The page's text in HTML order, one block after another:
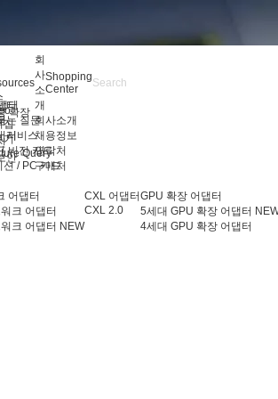
터
리
비전 카드
션 / PC 카드
어댑터
크 어댑터
크 어댑터 NEW
CXL 어댑터
CXL 2.0
GPU 확장 어댑터
5세대 GPU 확장 어댑터
4세대 GPU 확장 어댑터
확장
안
터
는 질문
서비스
집
기
Query
회
사
소
개
회사소개
채용정보
연락처
구매처
Shopping
Center